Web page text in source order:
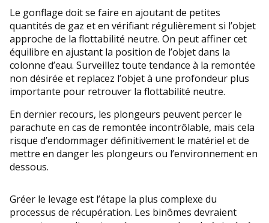
Le gonflage doit se faire en ajoutant de petites
quantités de gaz et en vérifiant régulièrement si l’objet
approche de la flottabilité neutre. On peut affiner cet
équilibre en ajustant la position de l’objet dans la
colonne d’eau. Surveillez toute tendance à la remontée
non désirée et replacez l’objet à une profondeur plus
importante pour retrouver la flottabilité neutre.
En dernier recours, les plongeurs peuvent percer le
parachute en cas de remontée incontrôlable, mais cela
risque d’endommager définitivement le matériel et de
mettre en danger les plongeurs ou l’environnement en
dessous.
Gréer le levage est l’étape la plus complexe du
processus de récupération. Les binômes devraient